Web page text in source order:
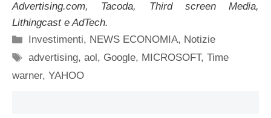
Advertising.com, Tacoda, Third screen Media,
Lithingcast e AdTech.
Categorie
Investimenti, NEWS ECONOMIA, Notizie
Tag
advertising,aol , Google, MICROSOFT,Time
warner, YAHOO